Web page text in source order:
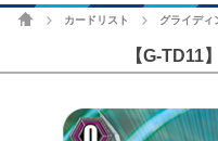
ホームカードリスト グライディ
【G-TD11